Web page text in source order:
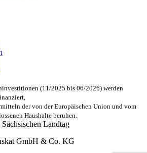
(11/2025 bis 06/2026) werden
der von der Europäischen Union und vom
Haushalte beruhen.
GmbH & Co. KG